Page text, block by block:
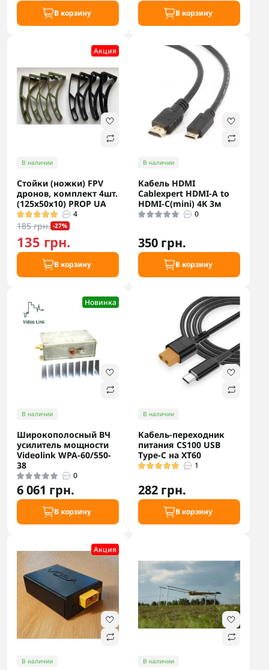
В корзину В корзину
Акция
В наличии
Стойки (ножки) FPV
дронов, комплект 4шт.
(125х50х10) PROP UA
4
185 грн. -27%
135 грн.
В корзину
В наличии
Кабель HDMI
Cablexpert HDMI-A to
HDMI-C(mini) 4K 3м
0
350 грн.
В корзину
Новинка
В наличии
Широкополосный ВЧ
усилитель мощности
Videolink WPA-60/550-
38
0
6 061 грн.
В корзину
В наличии
Кабель-переходник
питания CS100 USB
Type-C на XT60
1
282 грн.
В корзину
Акция
В наличии В наличии